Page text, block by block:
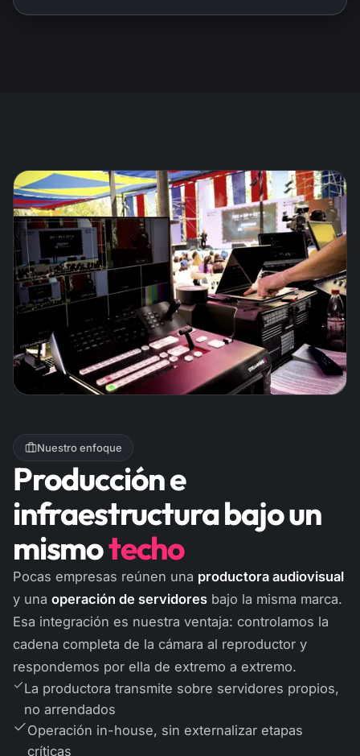
Nuestro enfoque
Producción e
infraestructura bajo un
mismotecho
Pocas empresas reúnen una productora audiovisual
y una operación de servidores bajo la misma marca.
Esa integración es nuestra ventaja: controlamos la
cadena completa de la cámara al reproductor y
respondemos por ella de extremo a extremo.
La productora transmite sobre servidores propios,
no arrendados
Operación in-house, sin externalizar etapas
críticas